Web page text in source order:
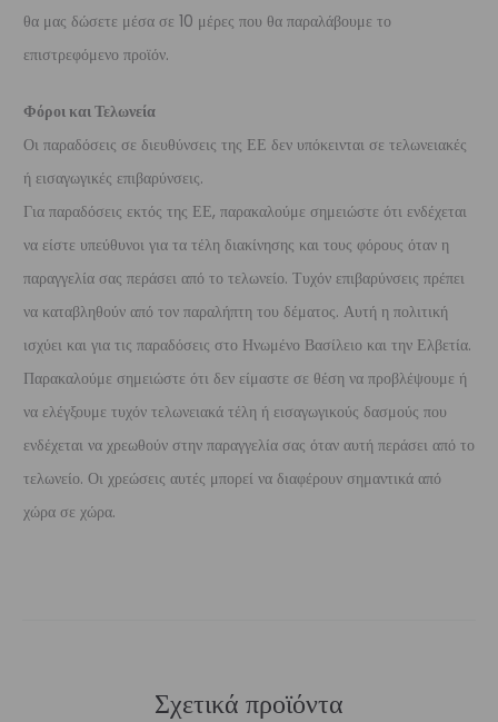
θα μας δώσετε μέσα σε 10 μέρες που θα παραλάβουμε το
επιστρεφόμενο προϊόν.
Φόροι και Τελωνεία
Οι παραδόσεις σε διευθύνσεις της ΕΕ δεν υπόκεινται σε τελωνειακές
ή εισαγωγικές επιβαρύνσεις.
Για παραδόσεις εκτός της ΕΕ, παρακαλούμε σημειώστε ότι ενδέχεται
να είστε υπεύθυνοι για τα τέλη διακίνησης και τους φόρους όταν η
παραγγελία σας περάσει από το τελωνείο. Τυχόν επιβαρύνσεις πρέπει
να καταβληθούν από τον παραλήπτη του δέματος. Αυτή η πολιτική
ισχύει και για τις παραδόσεις στο Ηνωμένο Βασίλειο και την Ελβετία.
Παρακαλούμε σημειώστε ότι δεν είμαστε σε θέση να προβλέψουμε ή
να ελέγξουμε τυχόν τελωνειακά τέλη ή εισαγωγικούς δασμούς που
ενδέχεται να χρεωθούν στην παραγγελία σας όταν αυτή περάσει από το
τελωνείο. Οι χρεώσεις αυτές μπορεί να διαφέρουν σημαντικά από
χώρα σε χώρα.
Σχετικά προϊόντα